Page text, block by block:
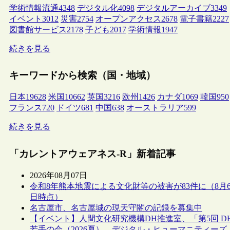
学術情報流通4348 デジタル化4098 デジタルアーカイブ3349
イベント 3012 災害2754 オープンアクセス2678 電子書籍2227
図書館サービス2178 子ども2017 学術情報1947
続きを見る
キーワードから検索（国・地域）
日本19628 米国 10662 英国3216 欧州 1426 カナダ1069 韓国950
フランス720 ドイツ681 中国638 オーストラリア599
続きを見る
「カレントアウェアネス-R」新着記事
2026年08月07日
令和8年熊本地震による文化財等の被害が83件に（8月
日時点）
名古屋市、名古屋城の現天守閣の記録を募集中
【イベント】人間文化研究機構DH推進室、「第5回